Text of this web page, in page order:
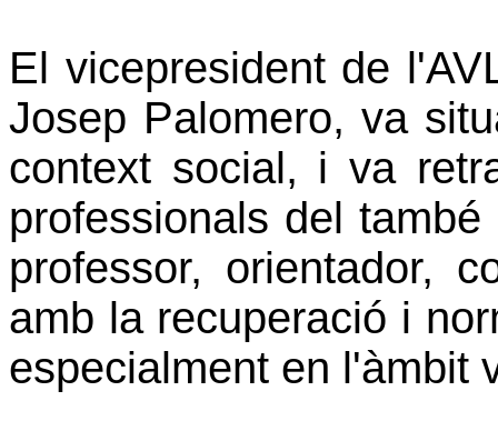
El vicepresident de
Josep Palomero, va
context social, i va
professionals del
professor, orientador,
amb la recuperació i
especialment en l'àmbit